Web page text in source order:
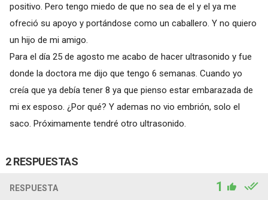
positivo. Pero tengo miedo de que no sea de el y el ya me
ofreció su apoyo y portándose como un caballero. Y no quiero
un hijo de mi amigo.
Para el día 25 de agosto me acabo de hacer ultrasonido y fue
donde la doctora me dijo que tengo 6 semanas. Cuando yo
creía que ya debía tener 8 ya que pienso estar embarazada de
mi ex esposo. ¿Por qué? Y ademas no vio embrión, solo el
saco. Próximamente tendré otro ultrasonido.
2 RESPUESTAS
RESPUESTA 1